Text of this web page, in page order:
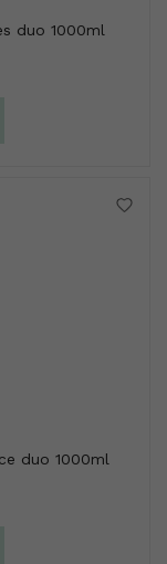
duo 1000ml
duo 1000ml